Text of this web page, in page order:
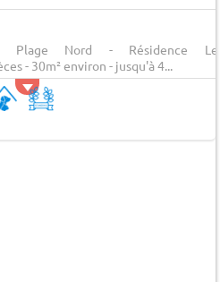
Nord - Résidence
- 30m² environ - jusqu'à 4...